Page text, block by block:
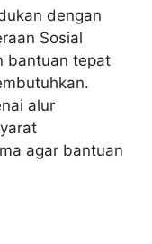
dengan
Sosial
bantuan tepat
alur
agar bantuan